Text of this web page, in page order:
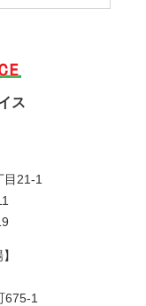
ス
目21-1
675-1